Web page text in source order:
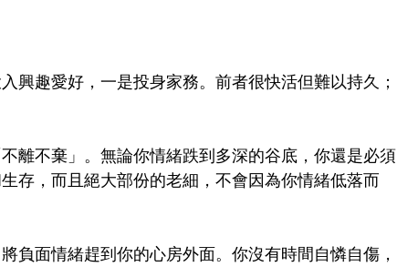
興趣愛好，一是投身家務。前者很快活但難以持久；
離不棄」。無論你情緒跌到多深的谷底，你還是必須
存，而且絕大部份的老細，不會因為你情緒低落而
負面情緒趕到你的心房外面。你沒有時間自憐自傷，